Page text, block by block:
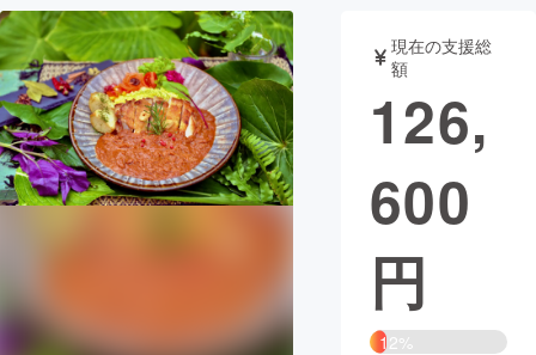
テクノロジー・ガジェット
映像・映画 書籍・雑誌
ビジネス・起業 チャレンジ
CAMPFIRE for Social Good CAMPFIRE Creation
現在の支援総
額
126,
600
円
12%